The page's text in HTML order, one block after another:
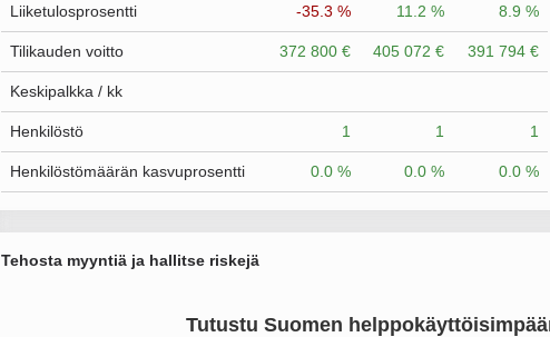
Liiketulosprosentti -35.3 % 11.2 % 8.9 %
Tilikauden voitto 372 800 € 405 072 € 391 794 €
Keskipalkka / kk
Henkilöstö 1 1 1
Henkilöstömäärän kasvuprosentti 0.0 % 0.0 % 0.0 %
Tehosta myyntiä ja hallitse riskejä
Tutustu Suomen